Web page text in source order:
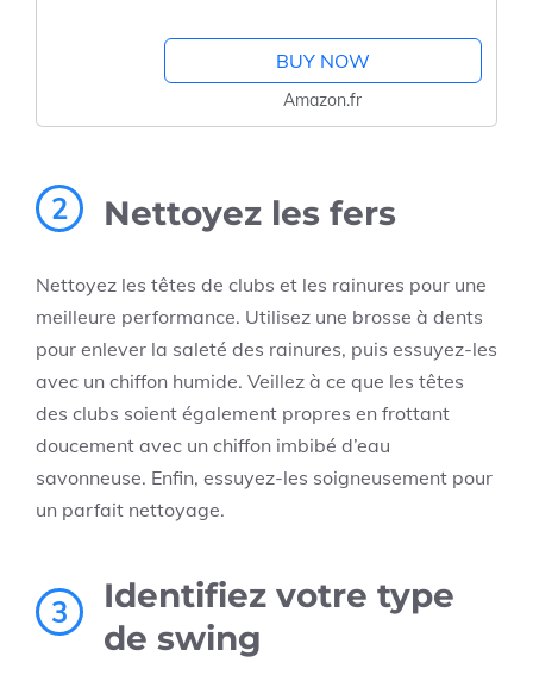
température de 150 à 450 °C,
poignée confortable, adaptée...
BUY NOW
Amazon.fr
2 Nettoyez les fers
Nettoyez les têtes de clubs et les rainures pour une
meilleure performance. Utilisez une brosse à dents
pour enlever la saleté des rainures, puis essuyez-les
avec un chiffon humide. Veillez à ce que les têtes
des clubs soient également propres en frottant
doucement avec un chiffon imbibé d’eau
savonneuse. Enfin, essuyez-les soigneusement pour
un parfait nettoyage.
3
Identifiez votre type
de swing